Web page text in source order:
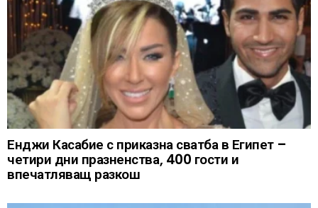
Енджи Касабие с приказна сватба в Египет –
четири дни празненства, 400 гости и
впечатляващ разкош